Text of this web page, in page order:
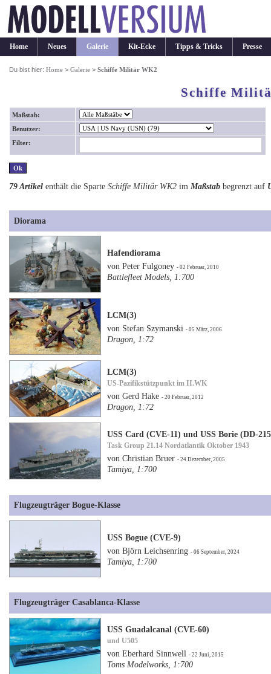
Home Neues Galerie Kit-Ecke Tipps & Tricks Presse
Du bist hier:Home >Galerie >Schiffe Militär WK2
Schiffe
Maßstab:
Benutzer:
Filter:
79 Artikel enthält die SparteSchiffe Militär WK2 im Maßstabbegrenzt auf
Diorama
Hafendiorama
von Peter Fulgoney- 02 Februar, 2010
Battlefleet Models, 1:700
LCM(3)
von Stefan Szymanski- 05 März, 2006
Dragon, 1:72
LCM(3)
US-Pazifikstützpunkt im II.WK
von Gerd Hake- 20 Februar, 2012
Dragon, 1:72
USS Card (CVE-11) und USS Borie (DD-
Task Group 21.14 Nordatlantik Oktober 1943
von Christian Bruer- 24 Dezember, 2005
Tamiya, 1:700
Flugzeugträger Bogue-Klasse
USS Bogue (CVE-9)
von Björn Leichsenring- 06 September, 2024
Tamiya, 1:700
Flugzeugträger Casablanca-Klasse
USS Guadalcanal (CVE-60)
und U505
von Eberhard Sinnwell- 22 Juni, 2015
Toms Modelworks, 1:700